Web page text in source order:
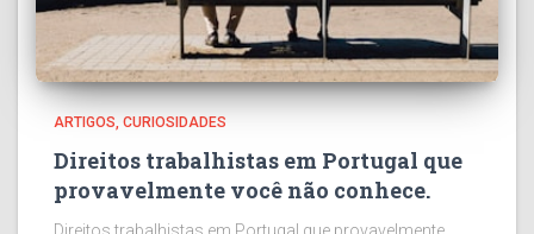
ARTIGOS CURIOSIDADES
Direitos trabalhistas em Portugal que
provavelmente você não conhece.